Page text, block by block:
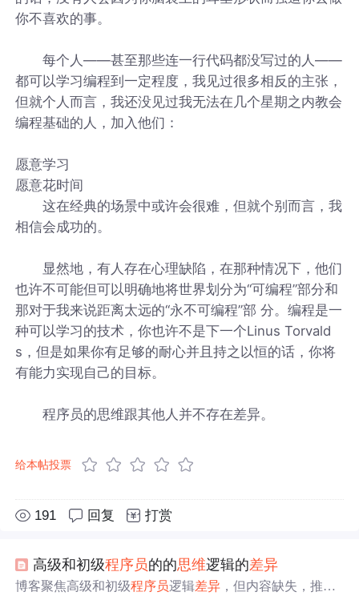
你不喜欢的事。
每个人——甚至那些连一行代码都没写过的人——
都可以学习编程到一定程度，我见过很多相反的主张，
但就个人而言，我还没见过我无法在几个星期之内教会
编程基础的人，加入他们：
愿意学习
愿意花时间
这在经典的场景中或许会很难，但就个别而言，我
相信会成功的。
显然地，有人存在心理缺陷，在那种情况下，他们
也许不可能但可以明确地将世界划分为“可编程”部分和
那对于我来说距离太远的“永不可编程”部 分。编程是一
种可以学习的技术，你也许不是下一个Linus Torvald
s，但是如果你有足够的耐心并且持之以恒的话，你将
有能力实现自己的目标。
程序员的思维跟其他人并不存在差异。
给本帖投票
191 回复 打赏
高级和初级程序员的的思维逻辑的差异
博客聚焦高级和初级程序员逻辑差异 ，但内容缺失，推测